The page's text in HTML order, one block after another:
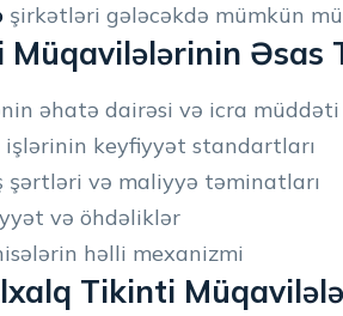
şirkətləri gələcəkdə mümkün
Əsas
əhatə dairəsi və icra müddəti
keyfiyyət standartları
şərtləri və maliyyə təminatları
və öhdəliklər
həlli mexanizmi
Tikinti